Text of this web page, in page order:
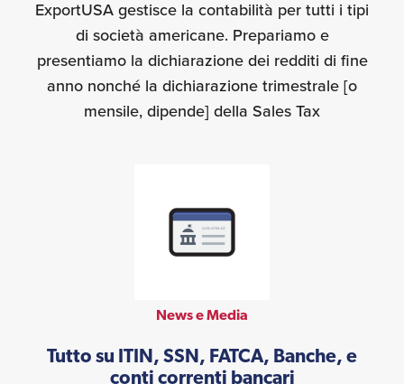
ExportUSA gestisce la contabilità per tutti i tipi
di società americane. Prepariamo e
presentiamo la dichiarazione dei redditi di fine
anno nonché la dichiarazione trimestrale [o
mensile, dipende] della Sales Tax
News e Media
Tutto su ITIN, SSN, FATCA, Banche, e
conti correnti bancari